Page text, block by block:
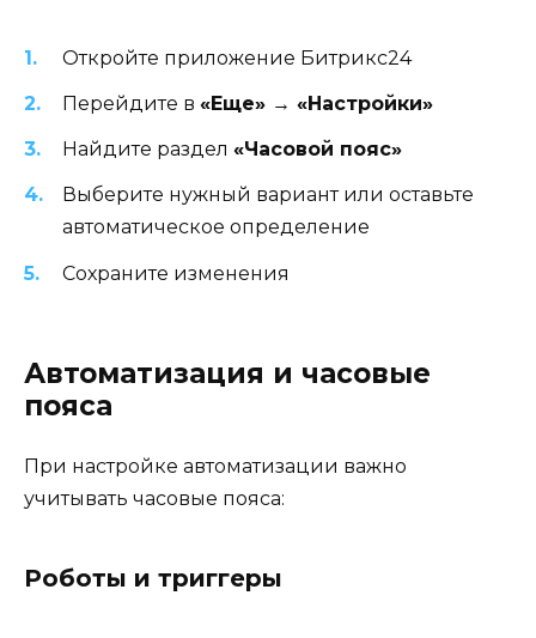
Откройте приложение Битрикс24
Перейдите в «Еще» → «Настройки»
Найдите раздел «Часовой пояс»
Выберите нужный вариант или оставьте
автоматическое определение
Сохраните изменения
Автоматизация и часовые
пояса
При настройке автоматизации важно
учитывать часовые пояса:
Роботы и триггеры